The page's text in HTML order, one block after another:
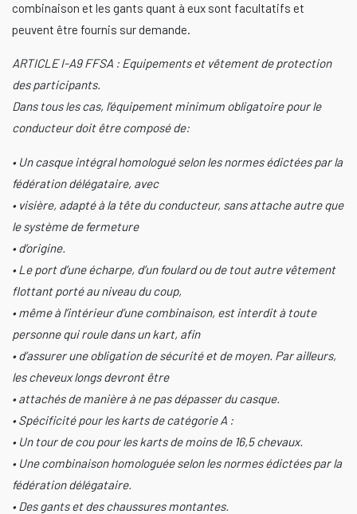
combinaison et les gants quant à eux sont facultatifs et
peuvent être fournis sur demande.
ARTICLE I-A9 FFSA : Equipements et vêtement de protection
des participants.
Dans tous les cas, l’équipement minimum obligatoire pour le
conducteur doit être composé de:
• Un casque intégral homologué selon les normes édictées par la
fédération délégataire, avec
• visière, adapté à la tête du conducteur, sans attache autre que
le système de fermeture
• d’origine.
• Le port d’une écharpe, d’un foulard ou de tout autre vêtement
flottant porté au niveau du coup,
• même à l’intérieur d’une combinaison, est interdit à toute
personne qui roule dans un kart, afin
• d’assurer une obligation de sécurité et de moyen. Par ailleurs,
les cheveux longs devront être
• attachés de manière à ne pas dépasser du casque.
• Spécificité pour les karts de catégorie A :
• Un tour de cou pour les karts de moins de 16,5 chevaux.
• Une combinaison homologuée selon les normes édictées par la
fédération délégataire.
• Des gants et des chaussures montantes.